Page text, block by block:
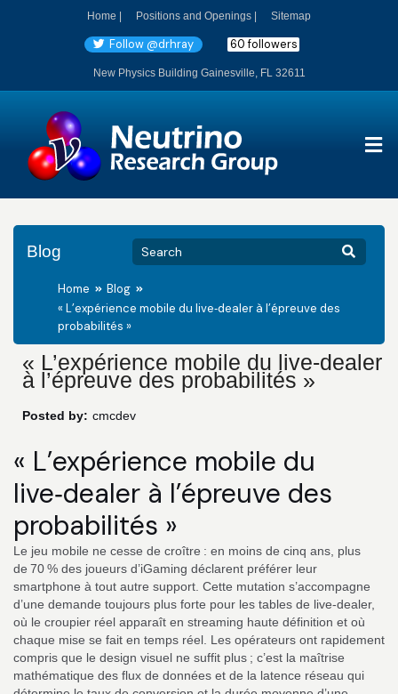
Home | Positions and Openings | Sitemap
Follow @drhray 60 followers
New Physics Building Gainesville, FL 32611
Blog
Home
Blog
« L’expérience mobile du live‑dealer à l’épreuve des
probabilités »
« L’expérience mobile du live‑dealer
à l’épreuve des probabilités »
Posted by: cmcdev
« L’expérience mobile du
live‑dealer à l’épreuve des
probabilités »
Le jeu mobile ne cesse de croître : en moins de cinq ans, plus
de 70 % des joueurs d’iGaming déclarent préférer leur
smartphone à tout autre support. Cette mutation s’accompagne
d’une demande toujours plus forte pour les tables de live‑dealer,
où le croupier réel apparaît en streaming haute définition et où
chaque mise se fait en temps réel. Les opérateurs ont rapidement
compris que le design visuel ne suffit plus ; c’est la maîtrise
mathématique des flux de données et de la latence réseau qui